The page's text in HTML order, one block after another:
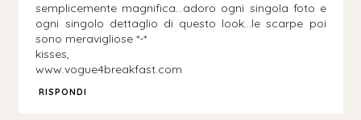
semplicemente magnifica...adoro ogni singola foto e
ogni singolo dettaglio di questo look...le scarpe poi
sono meravigliose *-*
kisses,
www.vogue4breakfast.com
RISPONDI